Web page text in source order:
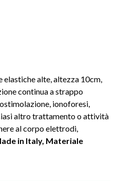
alte, altezza 10cm,
continua a strappo
ionoforesi,
altro trattamento o attività
al corpo elettrodi,
in Italy, Materiale